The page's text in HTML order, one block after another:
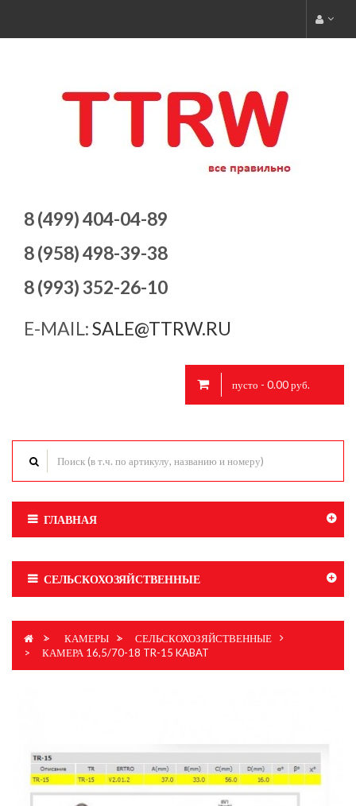
8 (499) 404-04-89
8 (958) 498-39-38
8 (993) 352-26-10
E-MAIL:SALE@TTRW.RU
пусто - 0.00 руб.
ГЛАВНАЯ
СЕЛЬСКОХОЗЯЙСТВЕННЫЕ
> КАМЕРЫ >
СЕЛЬСКОХОЗЯЙСТВЕННЫЕ
>
КАМЕРА 16,5/70-18 TR-15 KABAT